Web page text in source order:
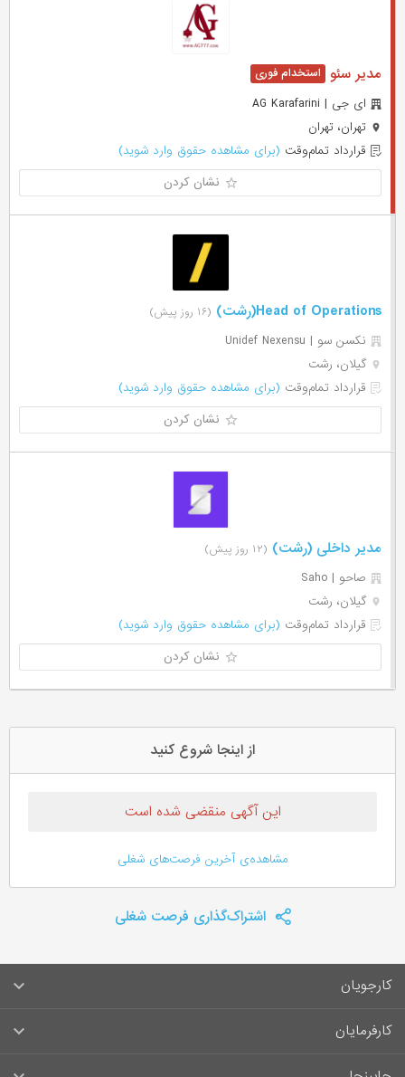
مدیر سئو
ای جی | AG Karafarini
تهران، تهران
قرارداد تمام‌وقت (برای مشاهده حقوق وارد شوید)
نشان کردن
Head of Operations(رشت) (۱۶ روز پیش)
نکسن سو | Unidef Nexensu
گیلان، رشت
قرارداد تمام‌وقت (برای مشاهده حقوق وارد شوید)
نشان کردن
مدیر داخلی (رشت) (۱۲ روز پیش)
صاحو | Saho
گیلان، رشت
قرارداد تمام‌وقت (برای مشاهده حقوق وارد شوید)
نشان کردن
از اینجا شروع کنید
این آگهی منقضی شده است
مشاهده‌ی آخرین فرصت‌های شغلی
اشتراک‌گذاری فرصت شغلی
کارجویان
سوالات متداول کارجویان
کارفرمایان
راهنمای ثبت آگهی استخدام